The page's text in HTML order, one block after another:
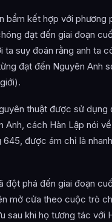
bẩm kết hợp với phương
đạt đến giai đoạn
suy đoán rằng anh ta
đạt đến Nguyên Anh
thuật được sử dụng
Anh, cách Hàn Lập nói
được ám chỉ là
đột phá đến giai đoạn
mở cửa theo cuộc trò
sau khi họ tương tác với